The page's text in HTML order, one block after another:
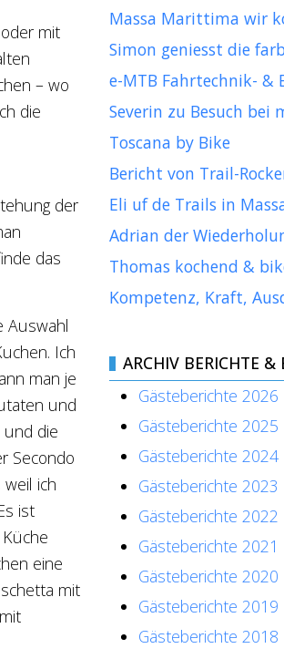
mit
– wo
die
der
das
Auswahl
Ich
man je
und
und die
Secondo
ich
ist
eine
mit
Massa Marittima wir
Simon geniesst die
e-MTB Fahrtechnik- &
Severin zu Besuch bei
Toscana by Bike
Bericht von Trail-
Eli uf de Trails in
Adrian der
Thomas kochend &
Kompetenz, Kraft,
ARCHIV BERICHTE &
Gästeberichte 2026
Gästeberichte 2025
Gästeberichte 2024
Gästeberichte 2023
Gästeberichte 2022
Gästeberichte 2021
Gästeberichte 2020
Gästeberichte 2019
Gästeberichte 2018